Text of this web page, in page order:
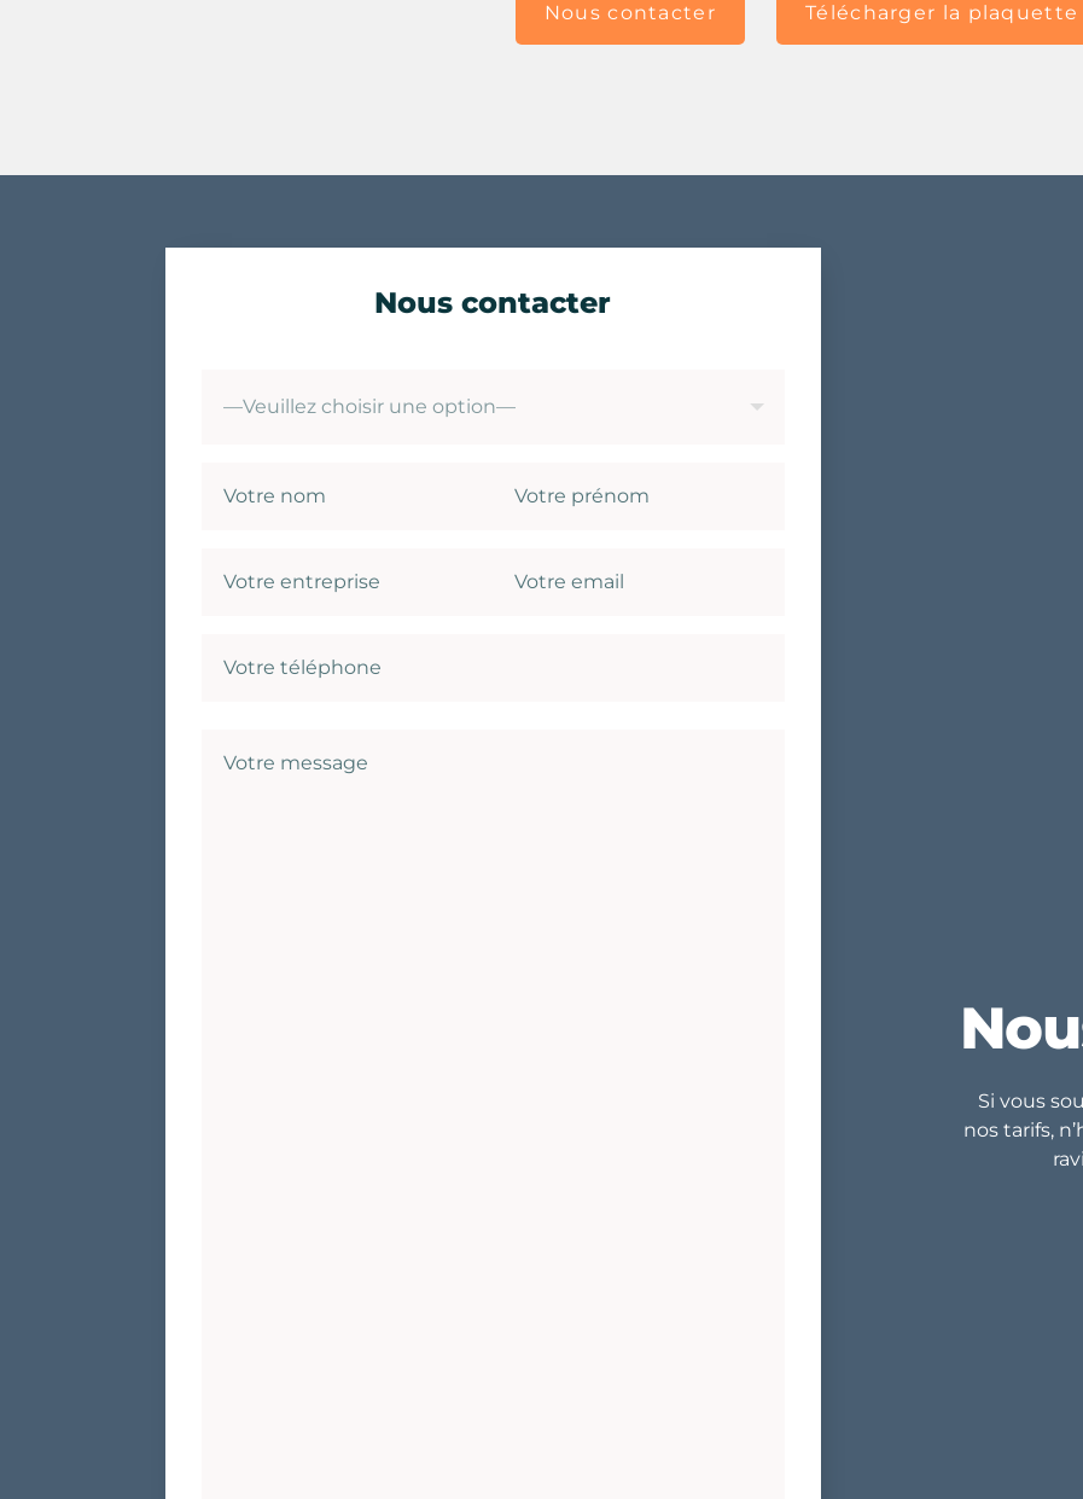
Nous contacter Télécharger la plaquette
Nous contacter
Si vous
nos tarifs,